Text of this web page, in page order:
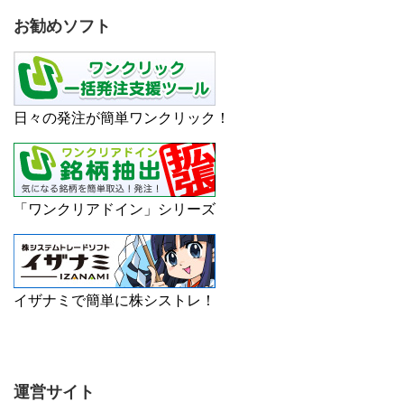
お勧めソフト
日々の発注が簡単ワンクリック！
「ワンクリアドイン」シリーズ
イザナミで簡単に株シストレ！
運営サイト